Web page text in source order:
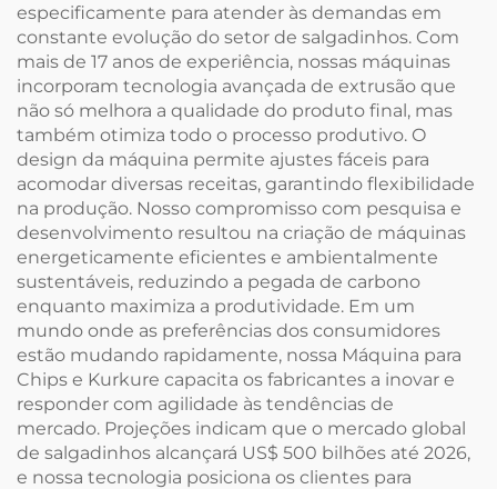
especificamente para atender às demandas em
constante evolução do setor de salgadinhos. Com
mais de 17 anos de experiência, nossas máquinas
incorporam tecnologia avançada de extrusão que
não só melhora a qualidade do produto final, mas
também otimiza todo o processo produtivo. O
design da máquina permite ajustes fáceis para
acomodar diversas receitas, garantindo flexibilidade
na produção. Nosso compromisso com pesquisa e
desenvolvimento resultou na criação de máquinas
energeticamente eficientes e ambientalmente
sustentáveis, reduzindo a pegada de carbono
enquanto maximiza a produtividade. Em um
mundo onde as preferências dos consumidores
estão mudando rapidamente, nossa Máquina para
Chips e Kurkure capacita os fabricantes a inovar e
responder com agilidade às tendências de
mercado. Projeções indicam que o mercado global
de salgadinhos alcançará US$ 500 bilhões até 2026,
e nossa tecnologia posiciona os clientes para